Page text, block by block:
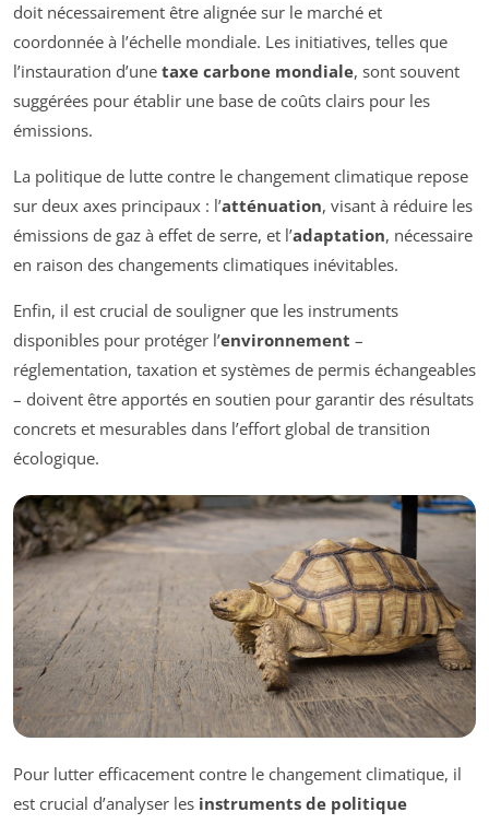
doit nécessairement être alignée sur le marché et
coordonnée à l’échelle mondiale. Les initiatives, telles que
l’instauration d’une taxe carbone mondiale, sont souvent
suggérées pour établir une base de coûts clairs pour les
émissions.
La politique de lutte contre le changement climatique repose
sur deux axes principaux : l’atténuation, visant à réduire les
émissions de gaz à effet de serre, et l’adaptation, nécessaire
en raison des changements climatiques inévitables.
Enfin, il est crucial de souligner que les instruments
disponibles pour protéger l’environnement –
réglementation, taxation et systèmes de permis échangeables
– doivent être apportés en soutien pour garantir des résultats
concrets et mesurables dans l’effort global de transition
écologique.
Pour lutter efficacement contre le changement climatique, il
est crucial d’analyser les instruments de politique